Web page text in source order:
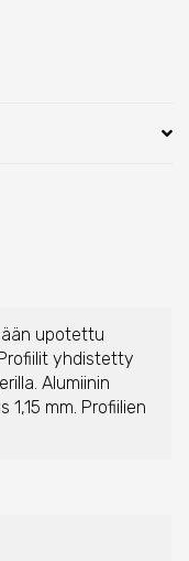
upotettu
yhdistetty
Alumiinin
1,15 mm. Profiilien